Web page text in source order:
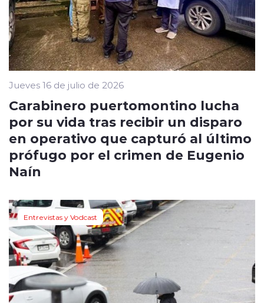
Jueves 16 de julio de 2026
Carabinero puertomontino lucha
por su vida tras recibir un disparo
en operativo que capturó al último
prófugo por el crimen de Eugenio
Naín
Entrevistas y Vodcast